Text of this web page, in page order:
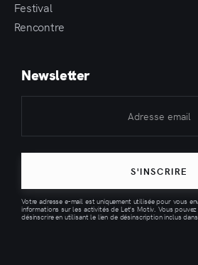
Festival
Rencontre
Newsletter
S'INSCRIRE
Votre adresse e-mail est uniquement utilisée pour vous
informations sur les activités de Let's Motiv. Vous
désinscrire en utilisant le lien de désinscription inclus